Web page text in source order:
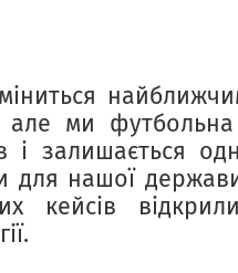
але ми
і залишається
для нашої
кейсів